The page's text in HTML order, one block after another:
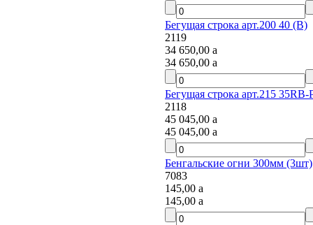
Бегущая строка арт.200 40 (B)
2119
34 650,00a
34 650,00a
Бегущая строка арт.215 35RB-P
2118
45 045,00a
45 045,00a
Бенгальские огни 300мм (3шт)
7083
145,00a
145,00a